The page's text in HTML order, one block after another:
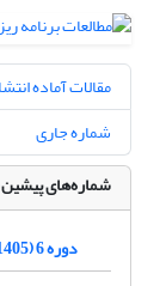
مقالات آماده
شماره جاری
شماره‌های
دوره 6 (1405)